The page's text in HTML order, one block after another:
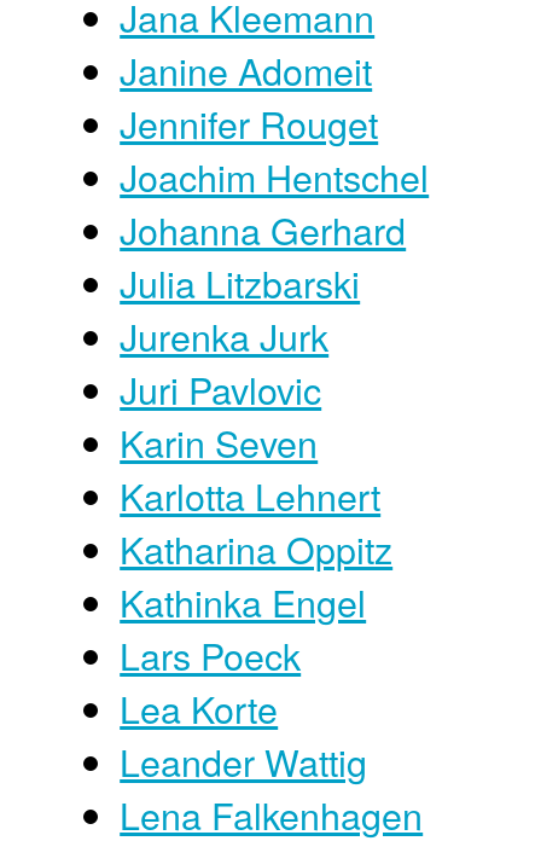
Jana Kleemann
Janine Adomeit
Jennifer Rouget
Joachim Hentschel
Johanna Gerhard
Julia Litzbarski
Jurenka Jurk
Juri Pavlovic
Karin Seven
Karlotta Lehnert
Katharina Oppitz
Kathinka Engel
Lars Poeck
Lea Korte
Leander Wattig
Lena Falkenhagen